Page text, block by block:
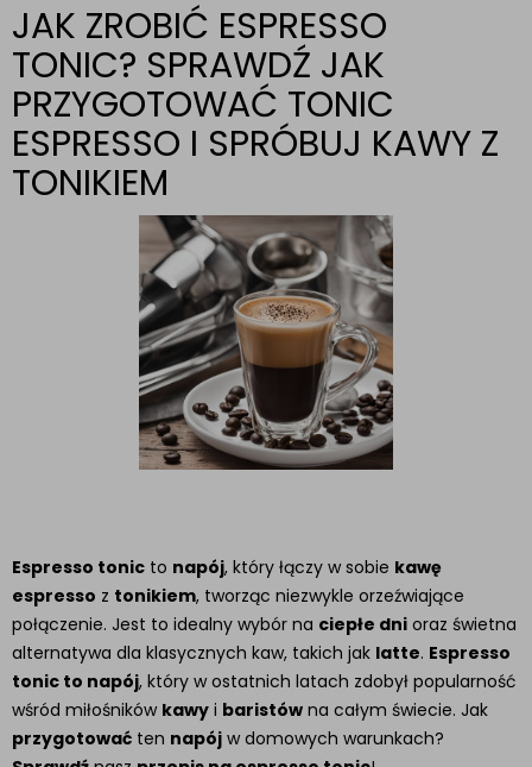
JAK ZROBIĆ ESPRESSO
TONIC? SPRAWDŹ JAK
PRZYGOTOWAĆ TONIC
ESPRESSO I SPRÓBUJ KAWY Z
TONIKIEM
Espresso tonic to napój, który łączy w sobie kawę
espresso z tonikiem, tworząc niezwykle orzeźwiające
połączenie. Jest to idealny wybór na ciepłe dni oraz świetna
alternatywa dla klasycznych kaw, takich jak latte. Espresso
tonic to napój, który w ostatnich latach zdobył popularność
wśród miłośników kawy i baristów na całym świecie. Jak
przygotować ten napój w domowych warunkach?